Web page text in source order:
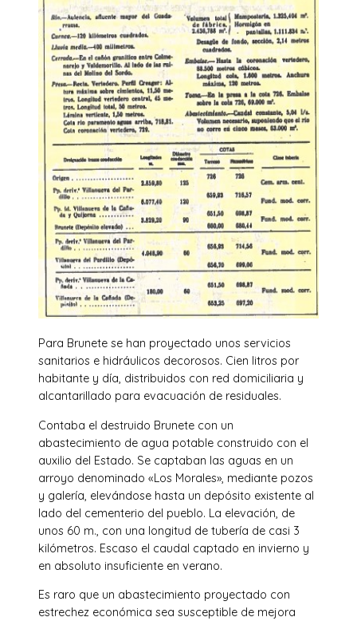
Para Brunete se han proyectado unos servicios
sanitarios e hidráulicos decorosos. Cien litros por
habitante y día, distribuidos con red domiciliaria y
alcantarillado para evacuación de residuales.
Contaba el destruido Brunete con un
abastecimiento de agua potable construido con el
auxilio del Estado. Se captaban las aguas en un
arroyo denominado «Los Morales», mediante pozos
y galería, elevándose hasta un depósito existente al
lado del cementerio del pueblo. La elevación, de
unos 60 m., con una longitud de tubería de casi 3
kilómetros. Escaso el caudal captado en invierno y
en absoluto insuficiente en verano.
Es raro que un abastecimiento proyectado con
estrechez económica sea susceptible de mejora